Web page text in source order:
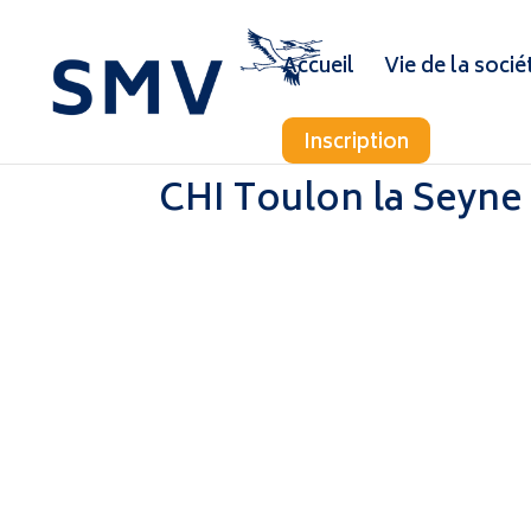
Accueil Vie de la
Inscription
CHI Toulon la